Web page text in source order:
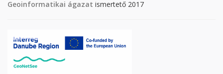
Geoinformatikai ágazat ismertető 2017